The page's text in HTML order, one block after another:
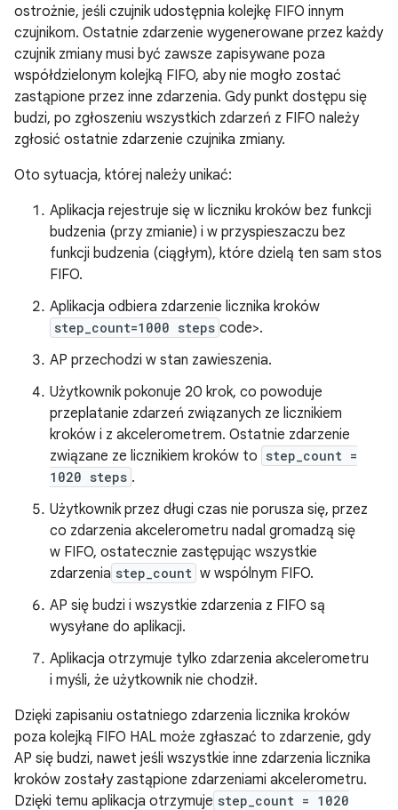
ostrożnie, jeśli czujnik udostępnia kolejkę FIFO innym
czujnikom. Ostatnie zdarzenie wygenerowane przez każdy
czujnik zmiany musi być zawsze zapisywane poza
współdzielonym kolejką FIFO, aby nie mogło zostać
zastąpione przez inne zdarzenia. Gdy punkt dostępu się
budzi, po zgłoszeniu wszystkich zdarzeń z FIFO należy
zgłosić ostatnie zdarzenie czujnika zmiany.
Oto sytuacja, której należy unikać:
Aplikacja rejestruje się w liczniku kroków bez funkcji
budzenia (przy zmianie) i w przyspieszaczu bez
funkcji budzenia (ciągłym), które dzielą ten sam stos
FIFO.
Aplikacja odbiera zdarzenie licznika kroków
step_count=1000 steps code>.
AP przechodzi w stan zawieszenia.
Użytkownik pokonuje 20 krok, co powoduje
przeplatanie zdarzeń związanych ze licznikiem
kroków i z akcelerometrem. Ostatnie zdarzenie
związane ze licznikiem kroków to step_count =
1020 steps .
Użytkownik przez długi czas nie porusza się, przez
co zdarzenia akcelerometru nadal gromadzą się
w FIFO, ostatecznie zastępując wszystkie
zdarzenia step_count w wspólnym FIFO.
AP się budzi i wszystkie zdarzenia z FIFO są
wysyłane do aplikacji.
Aplikacja otrzymuje tylko zdarzenia akcelerometru
i myśli, że użytkownik nie chodził.
Dzięki zapisaniu ostatniego zdarzenia licznika kroków
poza kolejką FIFO HAL może zgłaszać to zdarzenie, gdy
AP się budzi, nawet jeśli wszystkie inne zdarzenia licznika
kroków zostały zastąpione zdarzeniami akcelerometru.
Dzięki temu aplikacja otrzymuje step_count = 1020